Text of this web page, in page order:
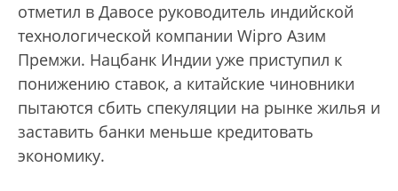
отметил в Давосе руководитель индийской
технологической компании Wipro Азим
Премжи. Нацбанк Индии уже приступил к
понижению ставок, а китайские чиновники
пытаются сбить спекуляции на рынке жилья и
заставить банки меньше кредитовать
экономику.